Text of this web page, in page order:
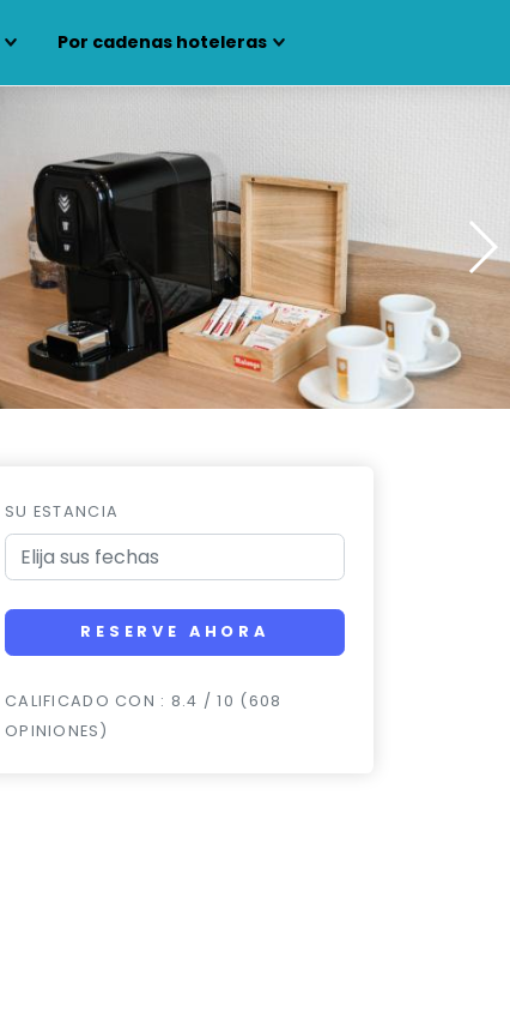
Por cadenas hoteleras
SU ESTANCIA
RESERVE AHORA
CALIFICADO CON : 8.4 / 10 (608
OPINIONES)